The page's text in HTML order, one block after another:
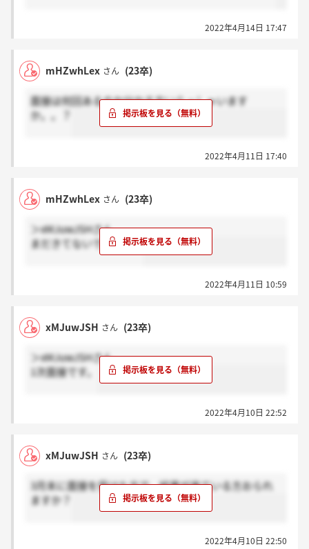
2022年4月14日 17:47
mHZwhLex さん (23卒)
面接は何回あるのか分かる方いらっしゃいます
か。。？
2022年4月11日 17:40
mHZwhLex さん (23卒)
＞xMJuwJSHさん
まだきてないです。。。
2022年4月11日 10:59
xMJuwJSH さん (23卒)
＞xMJuwJSHさん
1次面接です。
2022年4月10日 22:52
xMJuwJSH さん (23卒)
3月末に面接を受けた方で、結果が来ている方おられ
ますか？
2022年4月10日 22:50